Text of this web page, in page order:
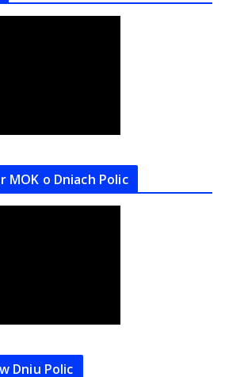
o Dniach Polic
Dniu Polic